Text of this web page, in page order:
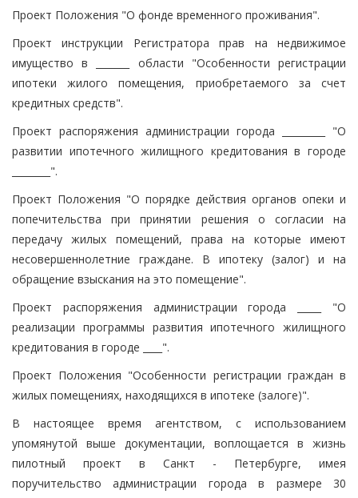
Проект Положения "О фонде временного проживания".
Проект инструкции Регистратора прав на недвижимое
имущество в _______ области "Особенности регистрации
ипотеки жилого помещения, приобретаемого за счет
кредитных средств".
Проект распоряжения администрации города _________ "О
развитии ипотечного жилищного кредитования в городе
________".
Проект Положения "О порядке действия органов опеки и
попечительства при принятии решения о согласии на
передачу жилых помещений, права на которые имеют
несовершеннолетние граждане. В ипотеку (залог) и на
обращение взыскания на это помещение".
Проект распоряжения администрации города _____ "О
реализации программы развития ипотечного жилищного
кредитования в городе ____".
Проект Положения "Особенности регистрации граждан в
жилых помещениях, находящихся в ипотеке (залоге)".
В настоящее время агентством, с использованием
упомянутой выше документации, воплощается в жизнь
пилотный проект в Санкт - Петербурге, имея
поручительство администрации города в размере 30